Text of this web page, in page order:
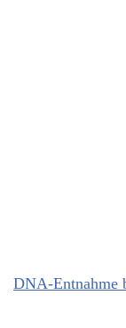
DNA-Entnahme